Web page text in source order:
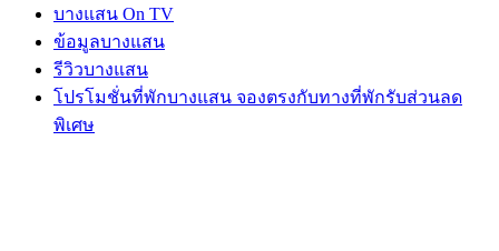
บางแสน On TV
ข้อมูลบางแสน
รีวิวบางแสน
โปรโมชั่นที่พักบางแสน จองตรงกับทางที่พักรับส่วนลด
พิเศษ